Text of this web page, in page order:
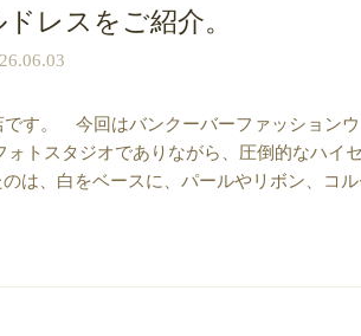
ドレスをご紹介。
です。 今回はバンクーバーファッション
ォトスタジオでありながら、圧倒的なハイ
は、白をベースに、パールやリボン、コ